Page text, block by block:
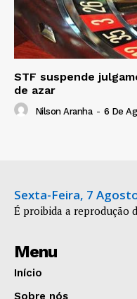
STF suspende
de azar
Nilson Aranha - 6 De
Sexta-Feira, 7
É proibida a reprodução
Menu
Início
Sobre nós